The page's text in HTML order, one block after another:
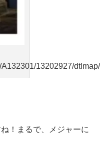
13202927/dtlmap/
！まるで、メジャーに